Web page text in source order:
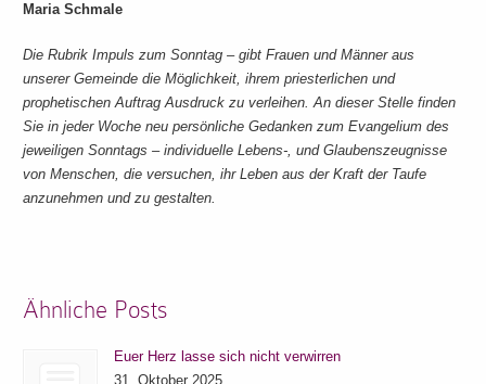
Maria Schmale
Die Rubrik Impuls zum Sonntag – gibt Frauen und Männer aus
unserer Gemeinde die Möglichkeit, ihrem priesterlichen und
prophetischen Auftrag Ausdruck zu verleihen. An dieser Stelle finden
Sie in jeder Woche neu persönliche Gedanken zum Evangelium des
jeweiligen Sonntags – individuelle Lebens-, und Glaubenszeugnisse
von Menschen, die versuchen, ihr Leben aus der Kraft der Taufe
anzunehmen und zu gestalten.
Ähnliche Posts
Euer Herz lasse sich nicht verwirren
31. Oktober 2025